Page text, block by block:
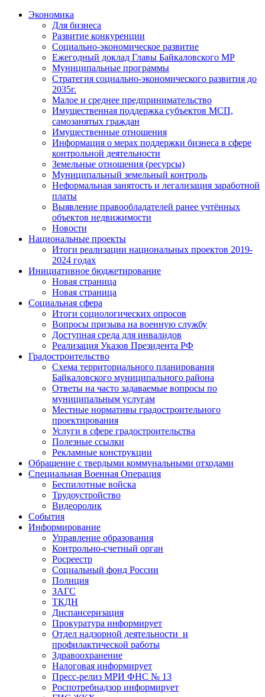
Экономика
Для бизнеса
Развитие конкуренции
Социально-экономическое развитие
Ежегодный доклад Главы Байкаловского МР
Муниципальные программы
Стратегия социально-экономического развития до
2035г.
Малое и среднее предпринимательство
Имущественная поддержка субъектов МСП,
самозанятых граждан
Имущественные отношения
Информация о мерах поддержки бизнеса в сфере
контрольной деятельности
Земельные отношения (ресурсы)
Муниципальный земельный контроль
Неформальная занятость и легализация заработной
платы
Выявление правообладателей ранее учтённых
объектов недвижимости
Новости
Национальные проекты
Итоги реализации национальных проектов 2019-
2024 годах
Инициативное бюджетирование
Новая страница
Новая страница
Социальная сфера
Итоги социологических опросов
Вопросы призыва на военную службу
Доступная среда для инвалидов
Реализация Указов Президента РФ
Градостроительство
Схема территориального планирования
Байкаловского муниципального района
Ответы на часто задаваемые вопросы по
муниципальным услугам
Местные нормативы градостроительного
проектирования
Услуги в сфере градостроительства
Полезные ссылки
Рекламные конструкции
Обращение с твердыми коммунальными отходами
Специальная Военная Операция
Беспилотные войска
Трудоустройство
Видеоролик
События
Информирование
Управление образования
Контрольно-счетный орган
Росреестр
Социальный фонд России
Полиция
ЗАГС
ТКДН
Диспансеризация
Прокуратура информирует
Отдел надзорной деятельности и
профилактической работы
Здравоохранение
Налоговая информирует
Пресс-релиз МРИ ФНС № 13
Роспотребнадзор информирует